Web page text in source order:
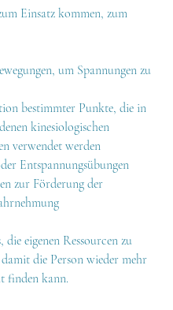
Einsatz kommen, zum
um Spannungen zu
bestimmter Punkte, die in
kinesiologischen
verwendet werden
Entspannungsübungen
zur Förderung der
die eigenen Ressourcen zu
die Person wieder mehr
finden kann.